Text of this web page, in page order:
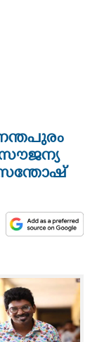
സന്തോഷ്